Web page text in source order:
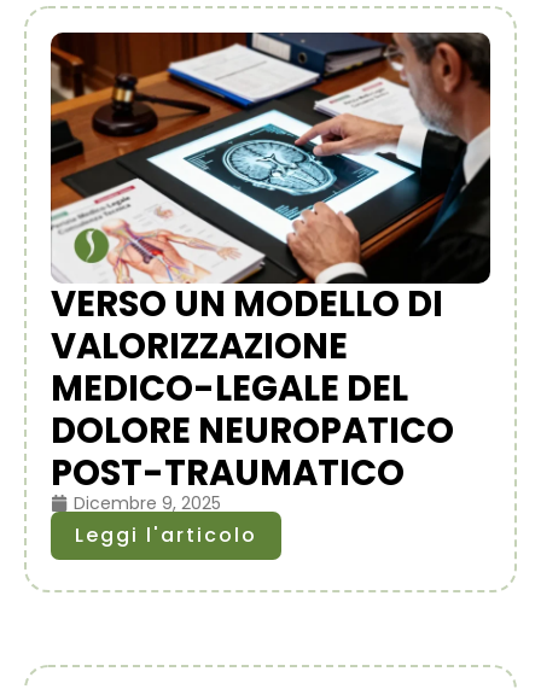
VERSO UN MODELLO DI
VALORIZZAZIONE
MEDICO-LEGALE DEL
DOLORE NEUROPATICO
POST-TRAUMATICO
Dicembre 9, 2025
Leggi l'articolo